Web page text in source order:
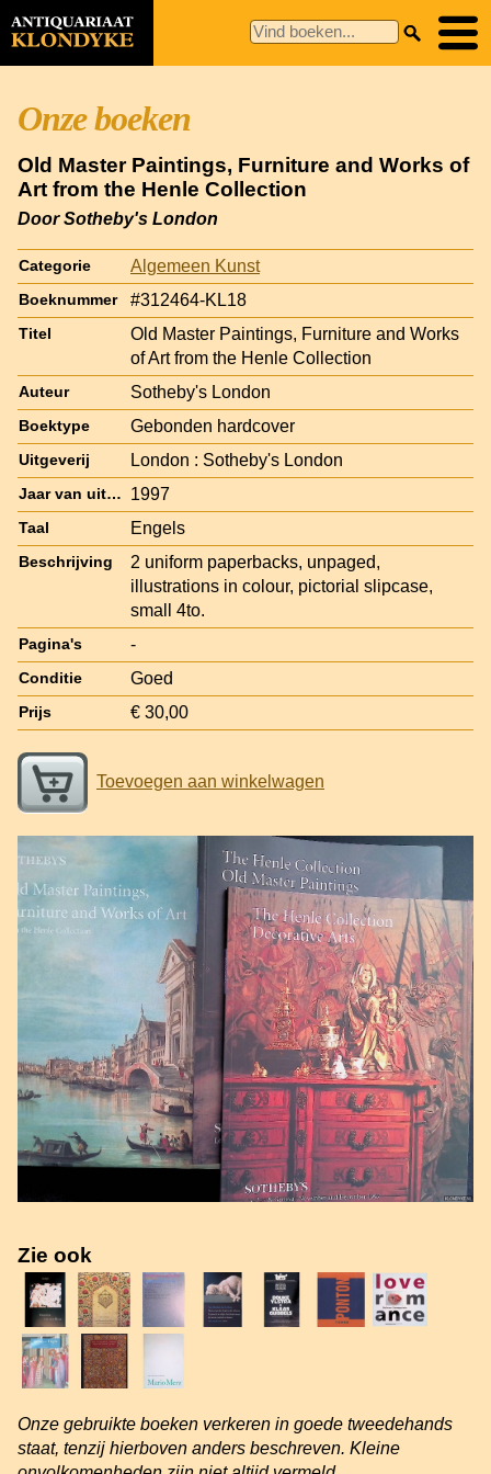
Onze boeken
Old Master Paintings, Furniture and Works of
Art from the Henle Collection
Door Sotheby's London
Categorie Algemeen Kunst
Boeknummer #312464-KL18
Titel
Old Master Paintings, Furniture and Works
of Art from the Henle Collection
Auteur Sotheby's London
Boektype Gebonden hardcover
Uitgeverij London : Sotheby's London
Jaar van uitgave 1997
Taal Engels
Beschrijving
2 uniform paperbacks, unpaged,
illustrations in colour, pictorial slipcase,
small 4to.
Pagina's -
Conditie Goed
Prijs € 30,00
Toevoegen aan winkelwagen
Zie ook
Onze gebruikte boeken verkeren in goede tweedehands
staat, tenzij hierboven anders beschreven. Kleine